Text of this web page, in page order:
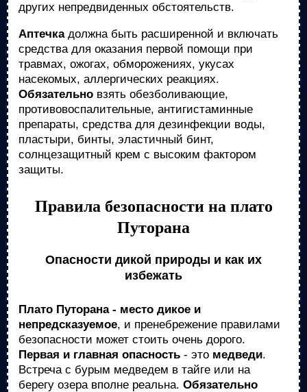
других непредвиденных обстоятельств.
Аптечкадолжна быть расширенной и включать
средства для оказания первой помощи при
травмах, ожогах, обморожениях, укусах
насекомых, аллергических реакциях.
Обязательно взять обезболивающие,
противовоспалительные, антигистаминные
препараты, средства для дезинфекции воды,
пластыри, бинты, эластичный бинт,
солнцезащитный крем с высоким фактором
защиты.
Правила безопасности на плато
Путорана
Опасности дикой природы и как их
избежать
Плато Путорана - место дикое и
непредсказуемое, и пренебрежение правилами
безопасности может стоить очень дорого.
Первая и главная опасность - это медведи.
Встреча с бурым медведем в тайге или на
берегу озера вполне реальна. Обязательно